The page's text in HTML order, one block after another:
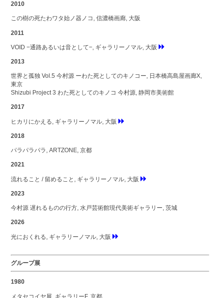
2010
この樹の死たわワタ始ノ器ノコ, 信濃橋画廊, 大阪
2011
VOID −通路あるいは音として−, ギャラリーノマル, 大阪
2013
世界と孤独 Vol.5 今村源 ーわた死としてのキノコー, 日本橋高島屋画廊X,
東京
Shizubi Project 3 わた死としてのキノコ 今村源, 静岡市美術館
2017
ヒカリにかえる, ギャラリーノマル, 大阪
2018
パラパラパラ, ARTZONE, 京都
2021
流れること / 留めること, ギャラリーノマル, 大阪
2023
今村源 遅れるものの行方, 水戸芸術館現代美術ギャラリー, 茨城
2026
光におくれる, ギャラリーノマル, 大阪
グループ展
1980
メタセコイヤ展, ギャラリーF, 京都